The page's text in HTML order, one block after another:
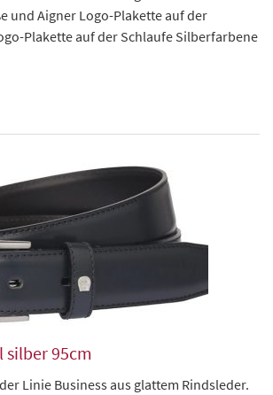
und Aigner Logo-Plakette auf der
Plakette auf der Schlaufe Silberfarbene
silber 95cm
Linie Business aus glattem Rindsleder.